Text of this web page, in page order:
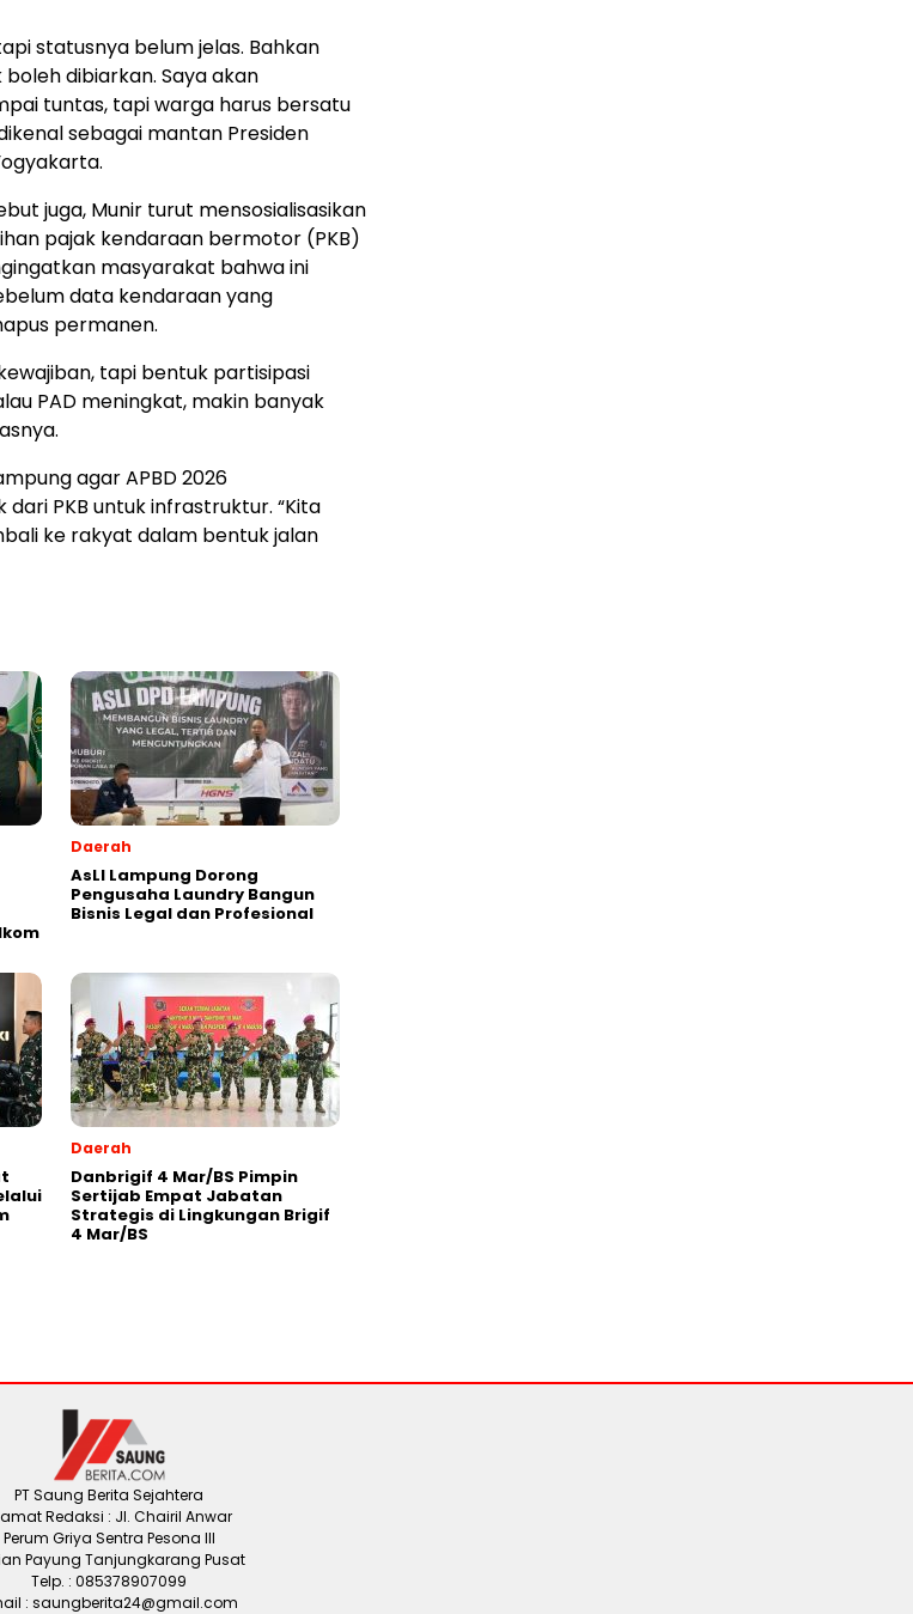
statusnya belum jelas. Bahkan
dibiarkan. Saya akan
tuntas, tapi warga harus bersatu
sebagai mantan Presiden
juga, Munir turut mensosialisasikan
pajak kendaraan bermotor (PKB)
masyarakat bahwa ini
data kendaraan yang
permanen.
tapi bentuk partisipasi
PAD meningkat, makin banyak
agar APBD 2026
PKB untuk infrastruktur. “Kita
ke rakyat dalam bentuk jalan
Daerah
AsLI Lampung Dorong
Pengusaha Laundry Bangun
Bisnis Legal dan Profesional
Daerah
Danbrigif 4 Mar/BS Pimpin
Sertijab Empat Jabatan
Strategis di Lingkungan Brigif
4 Mar/BS
PT Saung Berita Sejahtera
Redaksi : Jl. Chairil Anwar
Perum Griya Sentra Pesona III
Payung Tanjungkarang Pusat
Telp. : 085378907099
: saungberita24@gmail.com